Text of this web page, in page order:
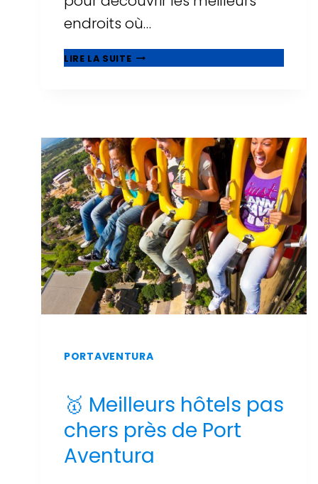
endroits où…
LIRE LA SUITE21
MEILLEURS
ADAPTÉS
AUX
BÉBÉS
ET
AUX
TOUT-
PETITS
PORTAVENTURA
🥇 Meilleurs hôtels pas
chers près de Port
Aventura